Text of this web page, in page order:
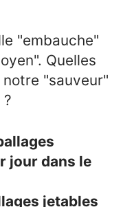
"embauche"
Quelles
"sauveur"
jour dans le
jetables